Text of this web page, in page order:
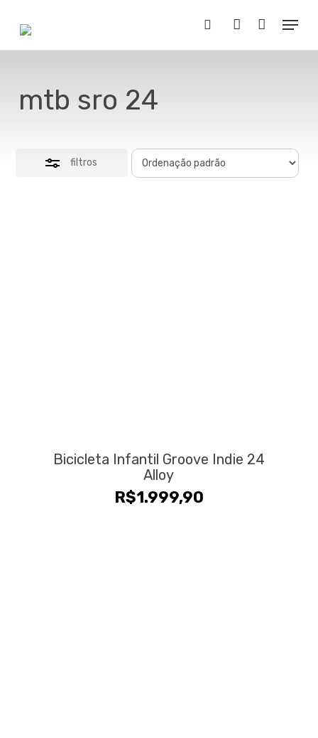
main
content
Buscar..account
Menu
mtb sro 24
filtros
Close
Bicicleta Infantil Groove Indie 24
Alloy
R$1.999,90